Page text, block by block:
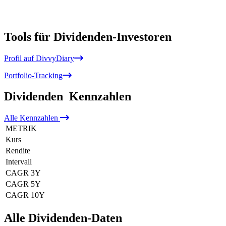
Tools für Dividenden-Investoren
Profil auf DivvyDiary
Portfolio-Tracking
Dividenden Kennzahlen
Alle Kennzahlen
METRIK
Kurs
Rendite
Intervall
CAGR 3Y
CAGR 5Y
CAGR 10Y
Alle Dividenden-Daten